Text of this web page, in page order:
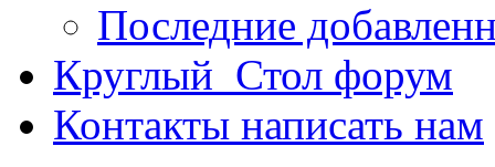
Последние
Круглый_Стол форум
Контакты написать нам